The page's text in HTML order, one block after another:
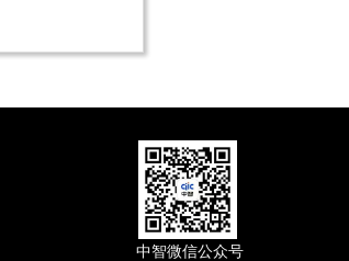
中智微信公众号